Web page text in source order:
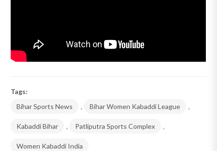
Tags:
Bihar Sports News
, Bihar Women Kabaddi League ,
Kabaddi Bihar , Patliputra Sports Complex ,
Women Kabaddi India